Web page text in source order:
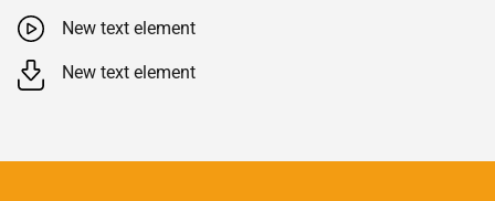
New text element
New text element